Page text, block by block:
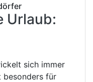
Urlaub:
sich immer
besonders für